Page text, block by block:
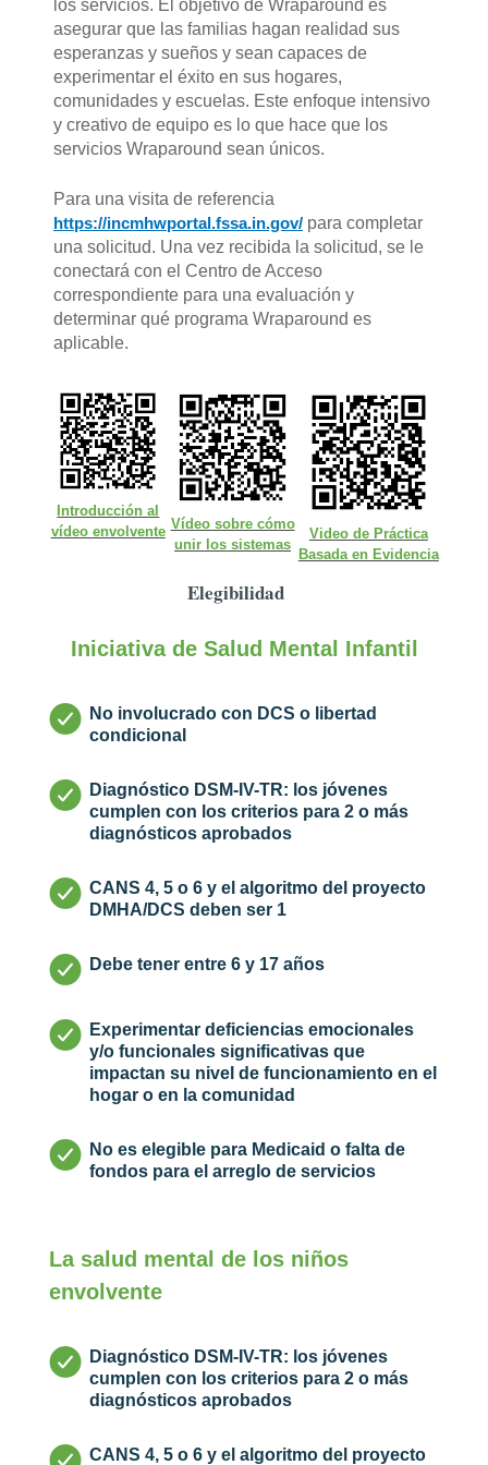
los servicios. El objetivo de Wraparound es
asegurar que las familias hagan realidad sus
esperanzas y sueños y sean capaces de
experimentar el éxito en sus hogares,
comunidades y escuelas. Este enfoque intensivo
y creativo de equipo es lo que hace que los
servicios Wraparound sean únicos.
Para una visita de referencia
https://incmhwportal.fssa.in.gov/ para completar
una solicitud. Una vez recibida la solicitud, se le
conectará con el Centro de Acceso
correspondiente para una evaluación y
determinar qué programa Wraparound es
aplicable.
Introducción al
vídeo envolvente Vídeo sobre cómo
unir los sistemas
Video de Práctica
Basada en Evidencia
Elegibilidad
Iniciativa de Salud Mental Infantil
No involucrado con DCS o libertad
condicional
Diagnóstico DSM-IV-TR: los jóvenes
cumplen con los criterios para 2 o más
diagnósticos aprobados
CANS 4, 5 o 6 y el algoritmo del proyecto
DMHA/DCS deben ser 1
Debe tener entre 6 y 17 años
Experimentar deficiencias emocionales
y/o funcionales significativas que
impactan su nivel de funcionamiento en el
hogar o en la comunidad
No es elegible para Medicaid o falta de
fondos para el arreglo de servicios
La salud mental de los niños
envolvente
Diagnóstico DSM-IV-TR: los jóvenes
cumplen con los criterios para 2 o más
diagnósticos aprobados
CANS 4, 5 o 6 y el algoritmo del proyecto